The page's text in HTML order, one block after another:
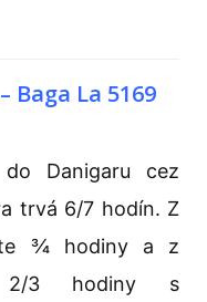
Baga La 5169
Danigaru cez
trvá 6/7 hodín. Z
¾ hodiny a z
2/3 hodiny s